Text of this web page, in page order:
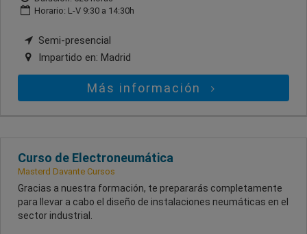
Horario: L-V 9:30 a 14:30h
Semi-presencial
Impartido en: Madrid
Más información
Curso de Electroneumática
Masterd Davante Cursos
Gracias a nuestra formación, te prepararás completamente
para llevar a cabo el diseño de instalaciones neumáticas en el
sector industrial.